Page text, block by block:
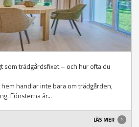
som trädgårdsfixet – och hur ofta du
handlar inte bara om trädgården,
Fönsterna är...
LÄS MER